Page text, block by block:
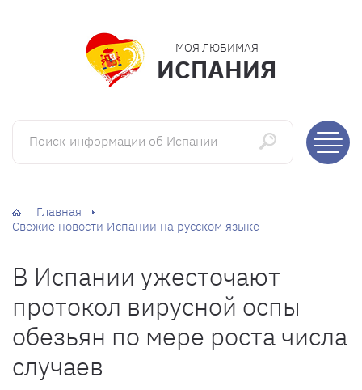
МОЯ ЛЮБИМАЯ
ИСПАНИЯ
Поиск информации об Испании
Главная
Свежие новости Испании на русском языке
В Испании ужесточают
протокол вирусной оспы
обезьян по мере роста числа
случаев